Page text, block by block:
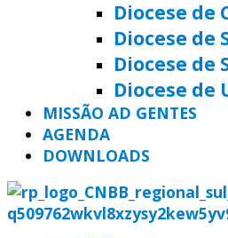
Diocese de
Diocese de
Diocese de
Diocese de
MISSÃO AD GENTES
AGENDA
DOWNLOADS